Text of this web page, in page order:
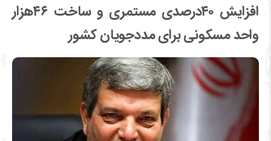
افزایش ۴۰درصدی مستمری و ساخت ۴۶هزار
واحد مسکونی برای مددجویان کشور